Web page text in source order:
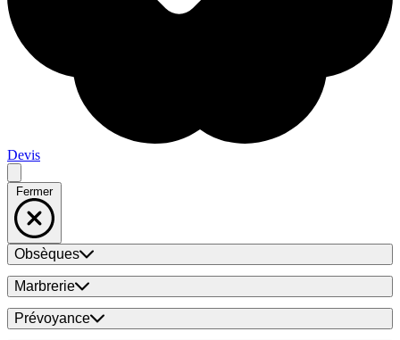
Devis
Fermer
Obsèques
Marbrerie
Prévoyance